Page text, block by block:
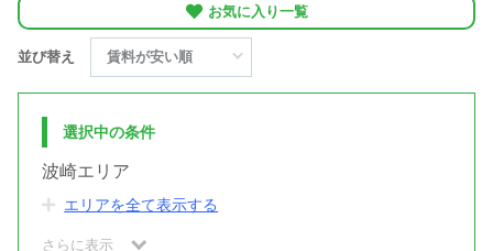
お気に入り一覧
並び替え
選択中の条件
波崎エリア
エリアを全て表示する
さらに表示